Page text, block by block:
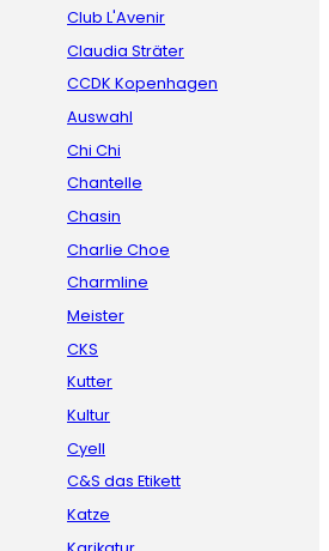
Club L'Avenir
Claudia Sträter
CCDK Kopenhagen
Auswahl
Chi Chi
Chantelle
Chasin
Charlie Choe
Charmline
Meister
CKS
Kutter
Kultur
Cyell
C&S das Etikett
Katze